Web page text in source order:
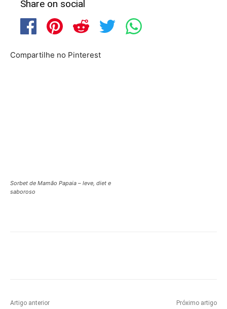
Share on social
Compartilhe no Pinterest
Sorbet de Mamão Papaia – leve, diet e
saboroso
Artigo anterior Próximo artigo